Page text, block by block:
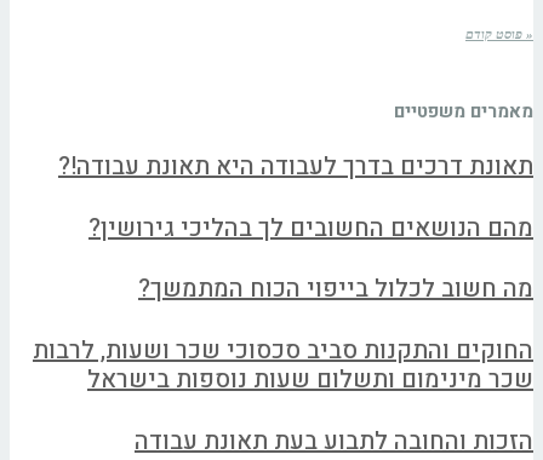
« פוסט קודם
מאמרים משפטיים
תאונת דרכים בדרך לעבודה היא תאונת עבודה!?
מהם הנושאים החשובים לך בהליכי גירושין?
מה חשוב לכלול בייפוי הכוח המתמשך?
החוקים והתקנות סביב סכסוכי שכר ושעות, לרבות
שכר מינימום ותשלום שעות נוספות בישראל
הזכות והחובה לתבוע בעת תאונת עבודה